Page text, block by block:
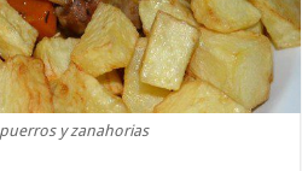
y zanahorias